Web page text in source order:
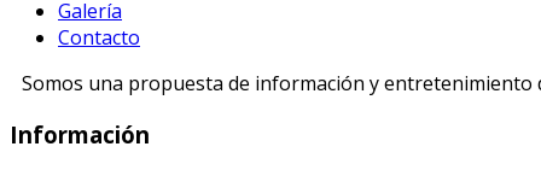
Galería
Contacto
Somos una propuesta de información y
Información